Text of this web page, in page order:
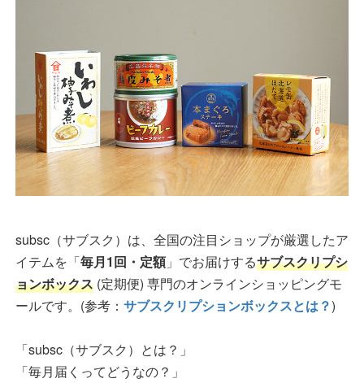
subsc（サブスク）は、全国の注目ショップが厳選したア
イテムを「毎月1回・定額」でお届けするサブスクリプシ
ョンボックス (定期便) 専門のオンラインショッピングモ
ールです。(参考： サブスクリプションボックスとは？)
「subsc（サブスク）とは？」
「毎月届くってどうなの？」